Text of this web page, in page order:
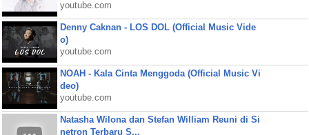
youtube.com
Denny Caknan - LOS DOL (Official Music Vide
o)
youtube.com
NOAH - Kala Cinta Menggoda (Official Music Vi
deo)
youtube.com
Natasha Wilona dan Stefan William Reuni di Si
netron Terbaru S...